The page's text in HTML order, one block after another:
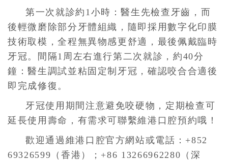
第一次就診約1小時：醫生先檢查牙齒，而
後輕微磨除部分牙體組織，隨即採用數字化印膜
技術取模，全程無異物感更舒適，最後佩戴臨時
牙冠。間隔1周左右進行第二次就診，約40分
鐘：醫生調試並粘固定制牙冠，確認咬合合適後
即完成修復。
牙冠使用期間注意避免咬硬物，定期檢查可
延長使用壽命，有需求可聯繫維港口腔預約哦！
歡迎通過維港口腔官方網站或電話：+852
69326599（香港）；+86 13266962280（深